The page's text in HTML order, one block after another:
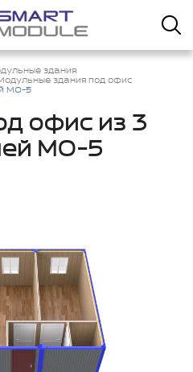
здания
здания под офис
МО-5
офис из 3
МО-5